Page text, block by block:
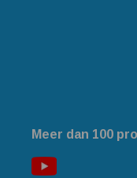
Meer dan 100